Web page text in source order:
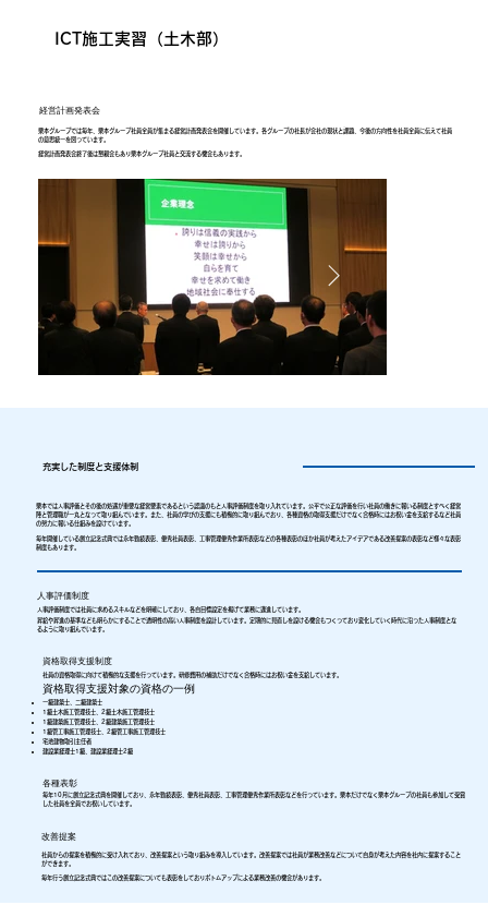
ICT施工実習（土木部）
中堅社員が講師になる若手育成研修（建
ICT施工実習（土木部）
中堅社員が講師になる若手育成研修（建
ICT施工実習（土木部）
中堅社員が講師になる若手育成研修（建
ICT施工実習（土木部）
中堅社員が講師になる若手育成研修（建
ICT施工実習（土木部）
中堅社員が講師になる若手育成研修（建
ICT施工実習（土木部）
中堅社員が講師になる若手育成研修（建
ICT施工実習（土木部）
中堅社員が講師になる若手育成研修（建
ICT施工実習（土木部）
中堅社員が講師になる若手育成研修（建
ICT施工実習（土木部）
中堅社員が講師になる若手育成研修（建
ICT施工実習（土木部）
中堅社員が講師になる若手育成研修（建
ICT施工実習（土木部）
中堅社員が講師になる若手育成研修（建
ICT施工実習（土木部）
中堅社員が講師になる若手育成研修（建
ICT施工実習（土木部）
中堅社員が講師になる若手育成研修（建
ICT施工実習（土木部）
中堅社員が講師になる若手育成研修（建
ICT施工実習（土木部）
中堅社員が講師になる若手育成研修（建
経営計画発表会
栗本グループでは毎年、栗本グループ社員全員が集まる経営計画発表会を開催しています。各グループの社長が会社の現状と課題、今後の方向性を社員全員に伝えて社員
の意思統一を図っています。
経営計画発表会終了後は懇親会もあり栗本グループ社員と交流する機会もあります。
充実した制度と支援体制
栗本では人事評価とその後の処遇が重要な経営要素であるという認識のもと人事評価制度を取り入れています。公平で公正な評価を行い社員の働きに報いる制度とすべく経営
陣と管理職が一丸となって取り組んでいます。また、社員の学びの支援にも積極的に取り組んでおり、各種資格の取得支援だけでなく合格時にはお祝い金を支給するなど社員
の努力に報いる仕組みを設けています。
毎年開催している創立記念式典では永年勤続表彰、優秀社員表彰、工事管理優秀作業所表彰などの各種表彰のほか社員が考えたアイデアである改善提案の表彰など様々な表彰
制度もあります。
人事評価制度
人事評価制度では社員に求めるスキルなどを明確にしており、各自目標設定を掲げて業務に邁進しています。
昇給や昇進の基準なども明らかにすることで透明性の高い人事制度を設計しています。定期的に見直しを設ける機会もつくっており変化していく時代に沿った人事制度とな
るように取り組んでいます。
資格取得支援制度
社員の資格取得に向けて積極的な支援を行っています。研修費用の補助だけでなく合格時にはお祝い金を支給しています。
資格取得支援対象の資格の一例
一級建築士、二級建築士
1級土木施工管理技士、2級土木施工管理技士
1級建築施工管理技士、2級建築施工管理技士
1級管工事施工管理技士、2級管工事施工管理技士
宅地建物取引主任者
建設業経理士1級、建設業経理士2級
各種表彰
毎年10月に創立記念式典を開催しており、永年勤続表彰、優秀社員表彰、工事管理優秀作業所表彰などを行っています。栗本だけでなく栗本グループの社員も参加して受賞
した社員を全員でお祝いしています。
改善提案
社員からの提案を積極的に受け入れており、改善提案という取り組みを導入しています。改善提案では社員が業務改善などについて自身が考えた内容を社内に提案すること
ができます。
毎年行う創立記念式典ではこの改善提案についても表彰をしておりボトムアップによる業務改善の機会があります。